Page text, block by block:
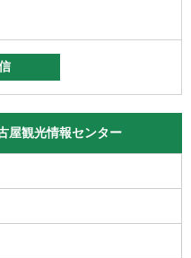
屋観光情報センター